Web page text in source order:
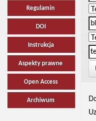
Regulamin
DOI
Instrukcja
Aspekty prawne
Open Access
Archiwum